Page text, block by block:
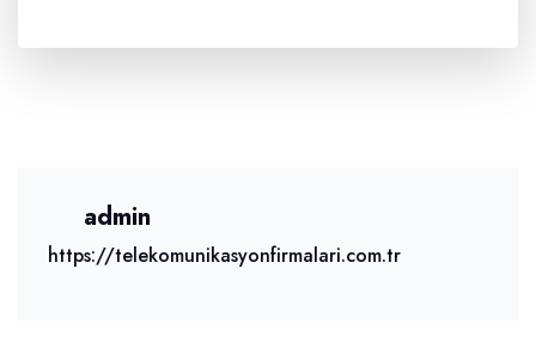
admin
https://telekomunikasyonfirmalari.com.tr